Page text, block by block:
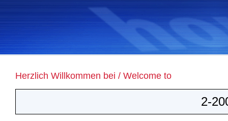
Herzlich Willkommen bei / Welcome to
2-